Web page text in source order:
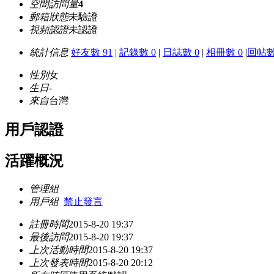
空間訪問量4
郵箱狀態未驗證
視頻認證未認證
統計信息 好友數 91 | 記錄數 0 | 日誌數 0 | 相冊數 0 |回帖
性別女
生日-
來自台灣
用戶認證
活躍概況
管理組
用戶組 禁止發言
註冊時間2015-8-20 19:37
最後訪問2015-8-20 19:37
上次活動時間2015-8-20 19:37
上次發表時間2015-8-20 20:12